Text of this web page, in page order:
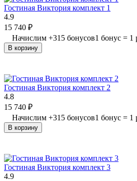
Гостиная Виктория комплект 1
4.9
15 740 ₽
Начислим +315 бонусов1 бонус = 1
В корзину
Гостиная Виктория комплект 2
4.8
15 740 ₽
Начислим +315 бонусов1 бонус = 1
В корзину
Гостиная Виктория комплект 3
4.9